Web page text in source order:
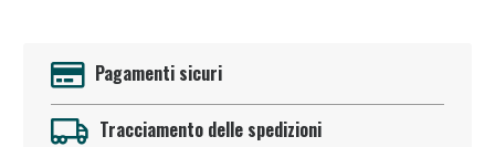
Pagamenti sicuri
Tracciamento delle spedizioni